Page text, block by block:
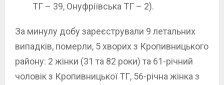
ТГ – 39, Онуфріївська ТГ – 2).
За минулу добу зареєстрували 9 летальних
випадків, померли, 5 хворих з Кропивницького
району: 2 жінки (31 та 82 роки) та 61-річний
чоловік з Кропивницької ТГ, 56-річна жінка з